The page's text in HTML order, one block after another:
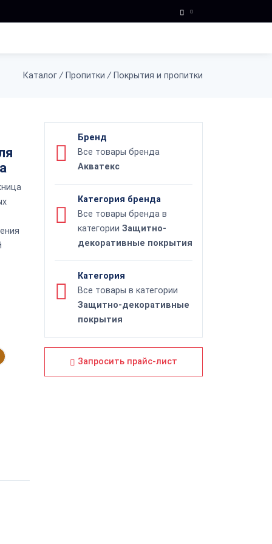
Каталог / Пропитки / Покрытия и пропитки
Бренд
Все товары бренда
Акватекс
Категория бренда
Все товары бренда в
категории Защитно-
декоративные покрытия
Категория
Все товары в категории
Защитно-декоративные
покрытия
Запросить прайс-лист